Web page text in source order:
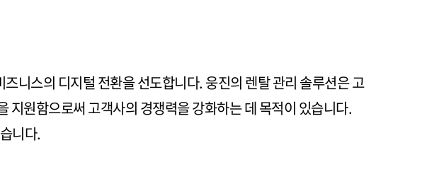
니스의 디지털 전환을 선도합니다. 웅진의 렌탈 관리 솔루션은 고
원함으로써 고객사의 경쟁력을 강화하는 데 목적이 있습니다.
니다.